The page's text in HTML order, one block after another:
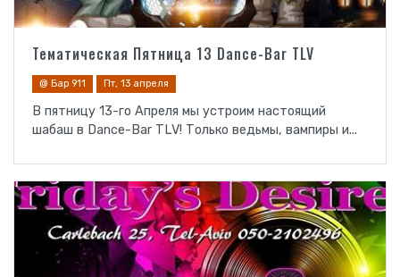
Тематическая Пятница 13 Dance-Bar TLV
@ Бар 911 Пт, 13 апреля
В пятницу 13-го Апреля мы устроим настоящий
шабаш в Dance-Bar TLV! Только ведьмы, вампиры и...